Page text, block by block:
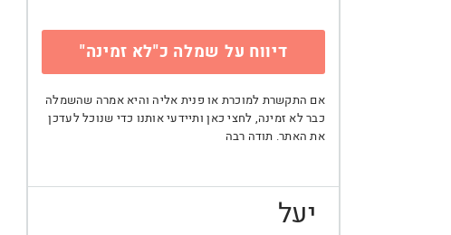
דיווח על שמלה כ"לא זמינה"
אם התקשרת למוכרת או פנית אליה והיא אמרה שהשמלה
כבר לא זמינה, לחצי כאן ותיידעי אותנו כדי שנוכל לעדכן
את האתר. תודה רבה
יעל